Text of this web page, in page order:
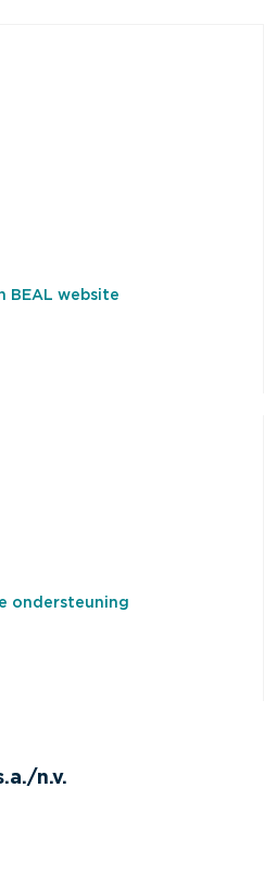
BEAL website
ondersteuning
n.v.